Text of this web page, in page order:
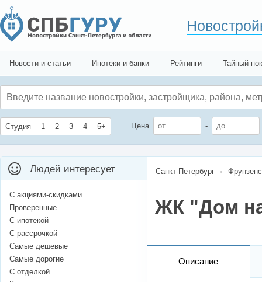
Новости и статьи Ипотеки и банки Рейтинги Тайный
Студия 1 2 3 4 5+ Цена -
Санкт-Петербург
ЖК "Дом
Описание
Людей интересует
С акциями-скидками
Проверенные
С ипотекой
С рассрочкой
Самые дешевые
Самые дорогие
С отделкой